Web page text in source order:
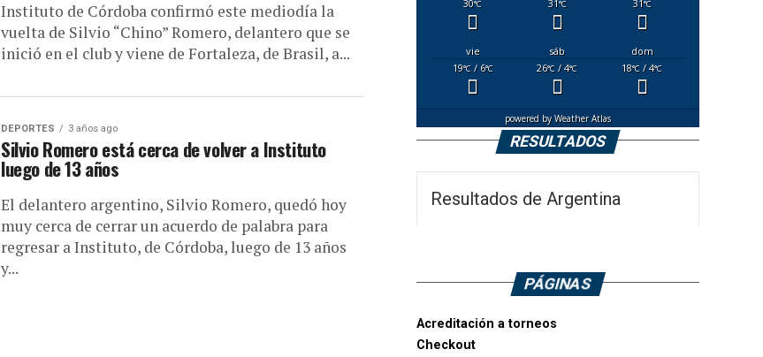
Instituto de Córdoba confirmó este mediodía la
vuelta de Silvio “Chino” Romero, delantero que se
inició en el club y viene de Fortaleza, de Brasil, a...
DEPORTES 3 años ago
Silvio Romero está cerca de volver a Instituto
luego de 13 años
El delantero argentino, Silvio Romero, quedó hoy
muy cerca de cerrar un acuerdo de palabra para
regresar a Instituto, de Córdoba, luego de 13 años
y...
30°C 31°C 31°C
vie sáb
dom
19°C/ 6°C 26°C / 4°C 18°C / 4°C
powered byWeather Atlas
RESULTADOS
Resultados de Argentina
PÁGINAS
Acreditación a torneos
Checkout